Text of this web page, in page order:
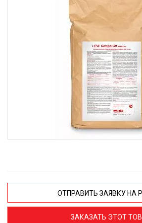
ОТПРАВИТЬ ЗАЯВКУ НА
ЗАКАЗАТЬ ЭТОТ